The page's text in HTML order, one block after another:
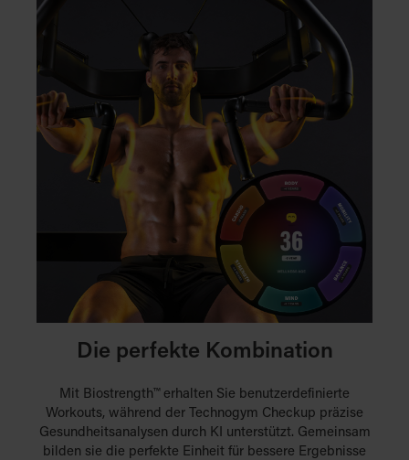
Die perfekte Kombination
Mit Biostrength™ erhalten Sie benutzerdefinierte
Workouts, während der Technogym Checkup präzise
Gesundheitsanalysen durch KI unterstützt. Gemeinsam
bilden sie die perfekte Einheit für bessere Ergebnisse